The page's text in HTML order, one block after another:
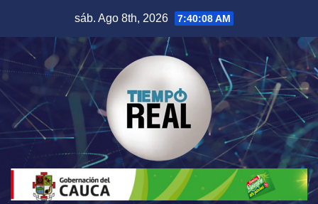
contenido
sáb. Ago 8th, 2026 7:40:09 AM